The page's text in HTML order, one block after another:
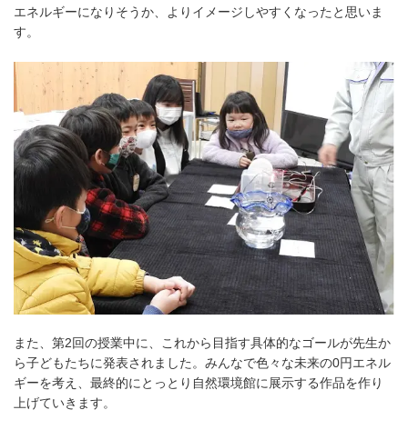
エネルギーになりそうか、よりイメージしやすくなったと思いま
す。
また、第2回の授業中に、これから目指す具体的なゴールが先生か
ら子どもたちに発表されました。みんなで色々な未来の0円エネル
ギーを考え、最終的にとっとり自然環境館に展示する作品を作り
上げていきます。